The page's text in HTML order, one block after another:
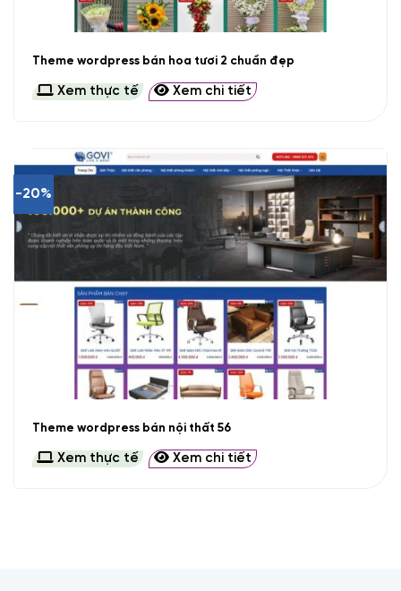
Theme wordpress bán hoa tươi 2 chuẩn đẹp
Xem thực tế Xem chi tiết
-20%
Theme wordpress bán nội thất 56
Xem thực tế Xem chi tiết